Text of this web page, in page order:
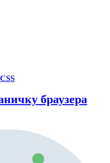
CSS
браузера